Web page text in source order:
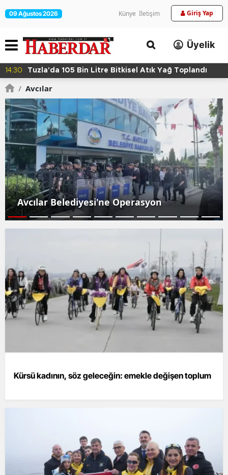
09 Ağustos 2026 Künye İletişim Giriş Yap
Üyelik
14:30 Tuzla'da 105 Bin Litre Bitkisel Atık Yağ Toplandı
/ Avcılar
Avcılar Belediyesi'ne Operasyon
Kürsü kadının, söz geleceğin: emekle değişen toplum